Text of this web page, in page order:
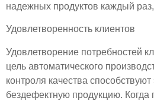
надежных продуктов каждый раз,
Удовлетворенность клиентов
Удовлетворение потребностей
цель автоматического
контроля качества
бездефектную продукцию. Когда